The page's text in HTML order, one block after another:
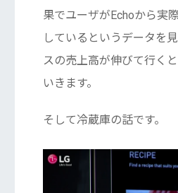
果でユーザがEchoから実
しているというデータを
スの売上高が伸びて行く
いきます。
そして冷蔵庫の話です。